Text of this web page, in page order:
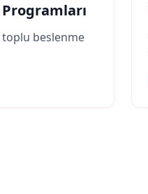
beslenme